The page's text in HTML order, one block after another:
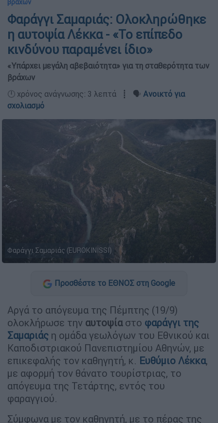
βράχων
Φαράγγι Σαμαριάς: Ολοκληρώθηκε
η αυτοψία Λέκκα - «Το επίπεδο
κινδύνου παραμένει ίδιο»
«Υπάρχει μεγάλη αβεβαιότητα» για τη σταθερότητα των
βράχων
🕛 χρόνος ανάγνωσης: 3 λεπτά ┋ 🗣️ Ανοικτό για
σχολιασμό
Φαράγγι Σαμαριάς (EUROKINISSI)
Προσθέστε το ΕΘΝΟΣ στη Google
Αργά το απόγευμα της Πέμπτης (19/9)
ολοκλήρωσε την αυτοψίαστο φαράγγι της
Σαμαριάς η ομάδα γεωλόγων του Εθνικού και
Καποδιστριακού Πανεπιστημίου Αθηνών, με
επικεφαλής τον καθηγητή, κ. Ευθύμιο Λέκκα,
με αφορμή τον θάνατο τουρίστριας, το
απόγευμα της Τετάρτης, εντός του
φαραγγιού.
Σύμφωνα με τον καθηγητή, με το πέρας της